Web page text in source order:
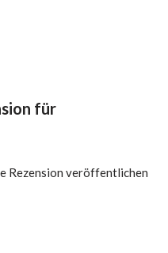
für
Rezension veröffentlichen